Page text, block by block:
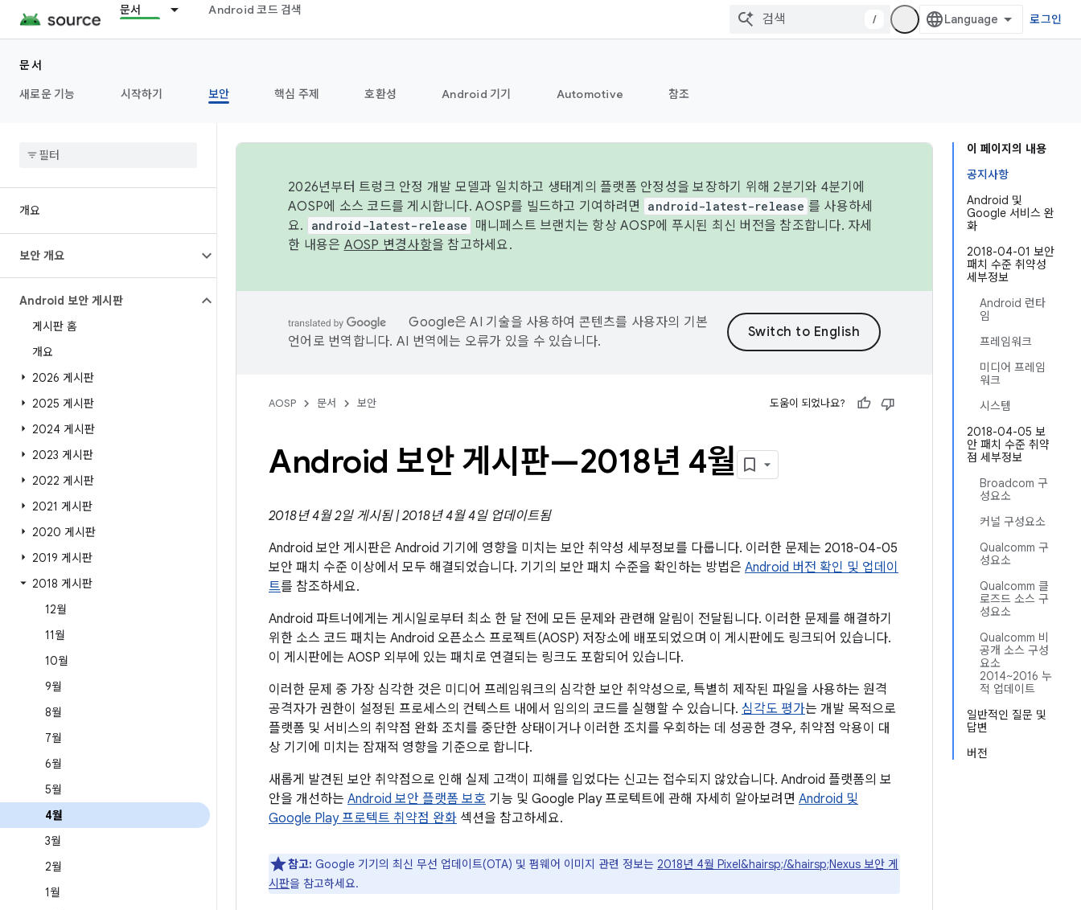
문서 Android 코드 검색
/ 로그인
문서
새로운 기능
시작하기 보안 핵심 주제 호환성 Android 기기 Automotive 참조
개요
보안 개요
Android 보안 게시판
게시판 홈
개요
2026 게시판
2025 게시판
2024 게시판
2023 게시판
2022 게시판
2021 게시판
2020 게시판
2019 게시판
2018 게시판
12월
11월
10월
9월
8월
7월
6월
5월
4월
3월
2월
1월
이 페이지의 내용
공지사항
Android 및
Google 서비스 완
화
2018-04-01 보안
패치 수준 취약성
세부정보
Android 런타
임
프레임워크
미디어 프레임
워크
시스템
2018-04-05 보
안 패치 수준 취약
점 세부정보
Broadcom 구
성요소
커널 구성요소
Qualcomm 구
성요소
Qualcomm 클
로즈드 소스 구
성요소
Qualcomm 비
공개 소스 구성
요소
2014~2016 누
적 업데이트
일반적인 질문 및
답변
버전
2026년부터 트렁크 안정 개발 모델과 일치하고 생태계의 플랫폼 안정성을 보장하기 위해 2분기와 4분기에
AOSP에 소스 코드를 게시합니다. AOSP를 빌드하고 기여하려면
android-latest-release 를 사용하세
요.
android-latest-release
매니페스트 브랜치는 항상 AOSP에 푸시된 최신 버전을 참조합니다. 자세
한 내용은 AOSP 변경사항을 참고하세요.
Google은 AI 기술을 사용하여 콘텐츠를 사용자의 기본
언어로 번역합니다. AI 번역에는 오류가 있을 수 있습니다.
AOSP 문서 보안 도움이 되었나요?
Android 보안 게시판—2018년 4월
2018년 4월 2일 게시됨 | 2018년 4월 4일 업데이트됨
Android 보안 게시판은 Android 기기에 영향을 미치는 보안 취약성 세부정보를 다룹니다. 이러한 문제는 2018-04-05
보안 패치 수준 이상에서 모두 해결되었습니다. 기기의 보안 패치 수준을 확인하는 방법은 Android 버전 확인 및 업데이
트를 참조하세요.
Android 파트너에게는 게시일로부터 최소 한 달 전에 모든 문제와 관련해 알림이 전달됩니다. 이러한 문제를 해결하기
위한 소스 코드 패치는 Android 오픈소스 프로젝트(AOSP) 저장소에 배포되었으며 이 게시판에도 링크되어 있습니다.
이 게시판에는 AOSP 외부에 있는 패치로 연결되는 링크도 포함되어 있습니다.
이러한 문제 중 가장 심각한 것은 미디어 프레임워크의 심각한 보안 취약성으로, 특별히 제작된 파일을 사용하는 원격
공격자가 권한이 설정된 프로세스의 컨텍스트 내에서 임의의 코드를 실행할 수 있습니다. 심각도 평가는 개발 목적으로
플랫폼 및 서비스의 취약점 완화 조치를 중단한 상태이거나 이러한 조치를 우회하는 데 성공한 경우, 취약점 악용이 대
상 기기에 미치는 잠재적 영향을 기준으로 합니다.
새롭게 발견된 보안 취약점으로 인해 실제 고객이 피해를 입었다는 신고는 접수되지 않았습니다. Android 플랫폼의 보
안을 개선하는 Android 보안 플랫폼 보호 기능 및 Google Play 프로텍트에 관해 자세히 알아보려면 Android 및
Google Play 프로텍트 취약점 완화 섹션을 참고하세요.
참고: Google 기기의 최신 무선 업데이트(OTA) 및 펌웨어 이미지 관련 정보는 2018년 4월 Pixel&hairsp;/&hairsp;Nexus 보안 게
시판을 참고하세요.